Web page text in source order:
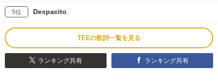
5位 Despacito
TEEの歌詞一覧を見る
ランキング共有 ランキング共有